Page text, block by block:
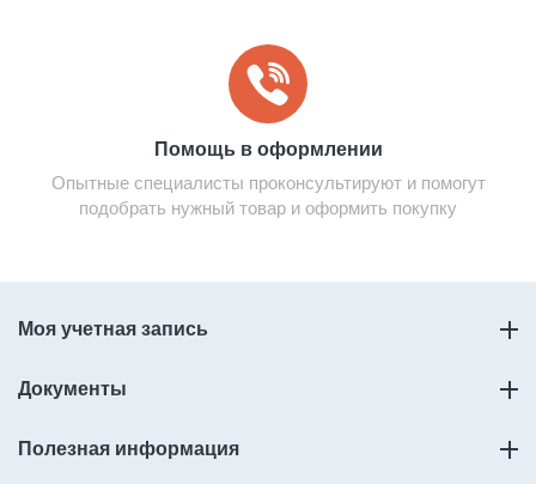
Помощь в оформлении
Опытные специалисты проконсультируют и помогут
подобрать нужный товар и оформить покупку
Моя учетная запись
Документы
Полезная информация